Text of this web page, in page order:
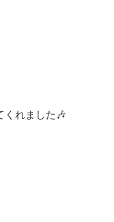
くれました🎶